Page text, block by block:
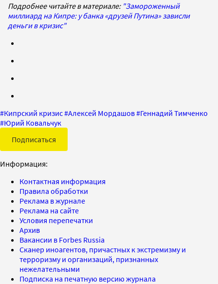
Подробнее читайте в материале: "Замороженный
миллиард на Кипре: у банка «друзей Путина» зависли
деньги в кризис"
#Кипрский кризис#Алексей Мордашов#Геннадий Тимченко
#Юрий Ковальчук
Подписаться
Информация:
Контактная информация
Правила обработки
Реклама в журнале
Реклама на сайте
Условия перепечатки
Архив
Вакансии в Forbes Russia
Сканер иноагентов, причастных к экстремизму и
терроризму и организаций, признанных
нежелательными
Подписка на печатную версию журнала